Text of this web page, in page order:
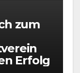
zum
Erfolg